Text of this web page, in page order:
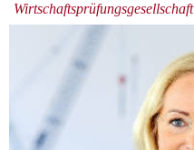
Wirtschaftsprüfungsgesellschaft